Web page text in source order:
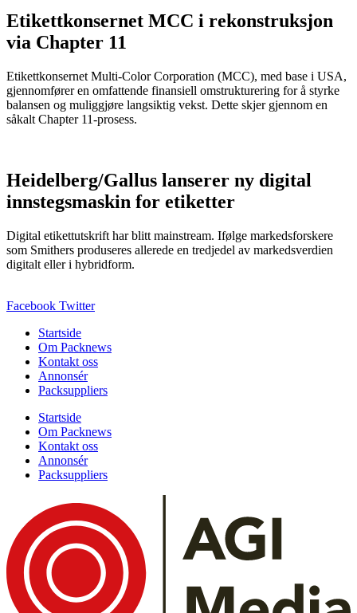
Etikettkonsernet MCC i rekonstruksjon
via Chapter 11
Etikettkonsernet Multi-Color Corporation (MCC), med base i USA,
gjennomfører en omfattende finansiell omstrukturering for å styrke
balansen og muliggjøre langsiktig vekst. Dette skjer gjennom en
såkalt Chapter 11-prosess.
Heidelberg/Gallus lanserer ny digital
innstegsmaskin for etiketter
Digital etikettutskrift har blitt mainstream. Ifølge markedsforskere
som Smithers produseres allerede en tredjedel av markedsverdien
digitalt eller i hybridform.
Facebook Twitter
Startside
Om Packnews
Kontakt oss
Annonsér
Packsuppliers
Startside
Om Packnews
Kontakt oss
Annonsér
Packsuppliers